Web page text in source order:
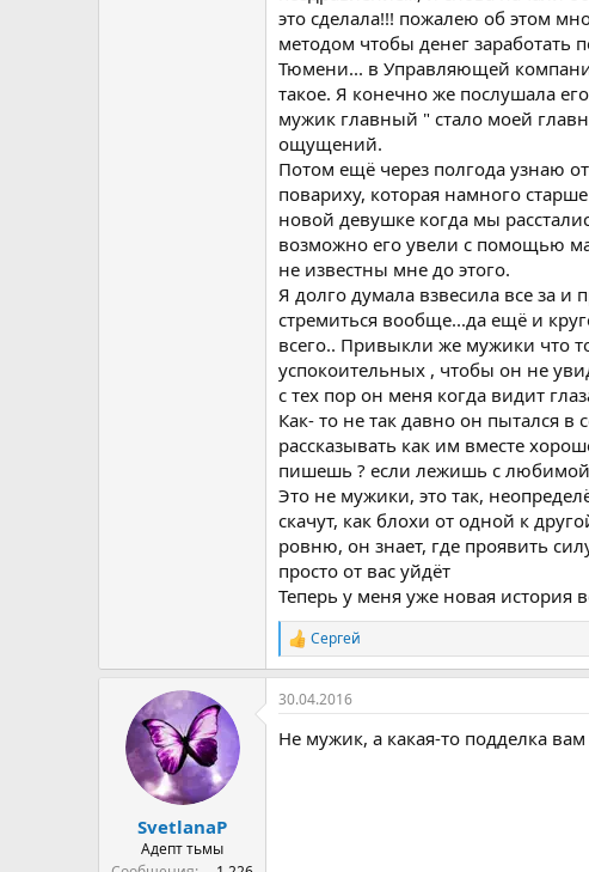
это сделала!!! пожалею об этом
методом чтобы денег заработать
Тюмени... в Управляющей
такое. Я конечно же послушала
мужик главный " стало моей
ощущений.
Потом ещё через полгода узнаю
повариху, которая намного
новой девушке когда мы
возможно его увели с помощью
не известны мне до этого.
Я долго думала взвесила все за
стремиться вообще...да ещё и
всего.. Привыкли же мужики что
успокоительных , чтобы он не
с тех пор он меня когда видит
Как- то не так давно он пытался в
рассказывать как им вместе
пишешь ? если лежишь с любимой
Это не мужики, это так,
скачут, как блохи от одной к
ровню, он знает, где проявить
просто от вас уйдёт
Теперь у меня уже новая история
Р
е
а
к
и
Сергей
SvetlanaP
Адепт тьмы
30.04.2016
Не мужик, а какая-то подделка